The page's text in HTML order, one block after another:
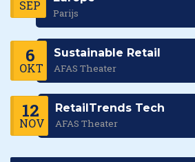
SEP
Parijs
6
OKT
Sustainable Retail
AFAS Theater
12
NOV
RetailTrends Tech
AFAS Theater